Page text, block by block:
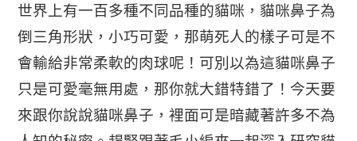
世界上有一百多種不同品種的貓咪，貓咪鼻子為
倒三角形狀，小巧可愛，那萌死人的樣子可是不
會輸給非常柔軟的肉球呢！可別以為這貓咪鼻子
只是可愛毫無用處，那你就大錯特錯了！今天要
來跟你說說貓咪鼻子，裡面可是暗藏著許多不為